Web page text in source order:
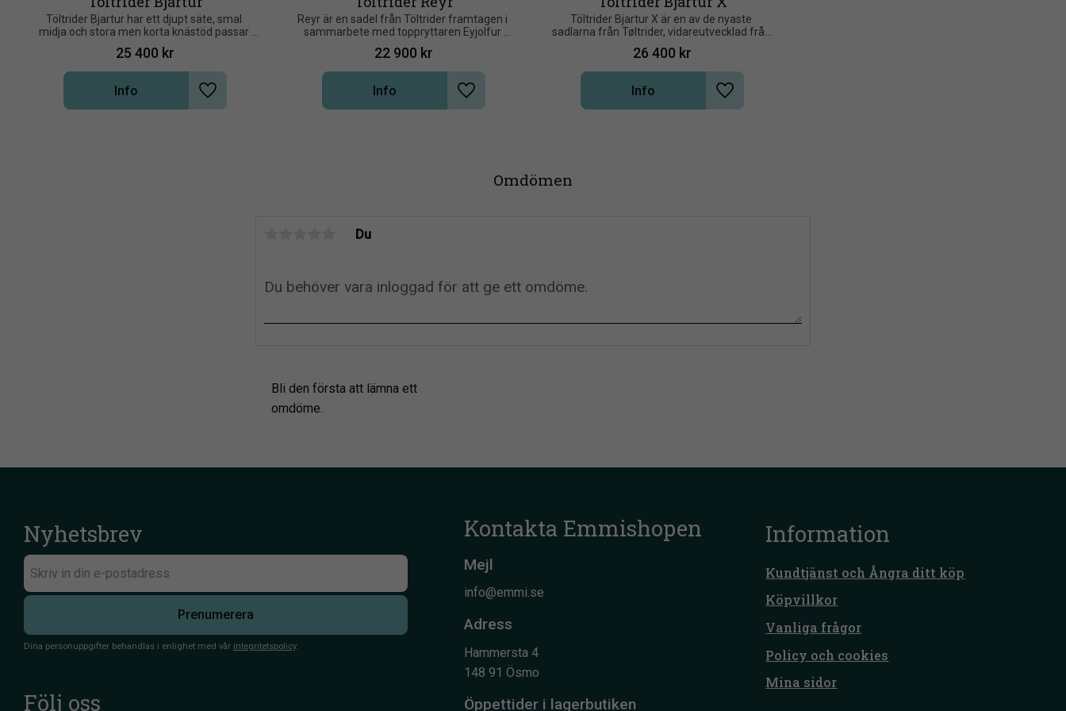
Omdömen
Du
Bli den första att lämna ett
omdöme.
Töltrider Bjartur har ett djupt säte, smal
midja och stora men korta knästöd passar
utmärkt för dej som har långa ben
25 400 kr
Lägg till i önskelista
Info
Reyr är en sadel från Töltrider framtagen i
sammarbete med toppryttaren Eyjolfur
Thorsteinsson
22 900 kr
Lägg till i önskelista
Info
Töltrider Bjartur X är en av de nyaste
sadlarna från Tøltrider, vidareutvecklad från
vanliga Bjartur
26 400 kr
Lägg till i önskelista
Info
Nyhetsbrev
Prenumerera
Dina personuppgifter behandlas i enlighet med vår integritetspolicy.
Kontakta Emmishopen
Mejl
info@emmi.se
Adress
Hammersta 4
148 91 Ösmo
Öppettider i lagerbutiken
Följ oss
Information
Kundtjänst och Ångra ditt köp
Köpvillkor
Vanliga frågor
Policy och cookies
Mina sidor